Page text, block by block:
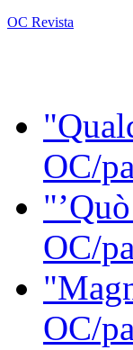
OC Revista
OC/
OC/
OC/